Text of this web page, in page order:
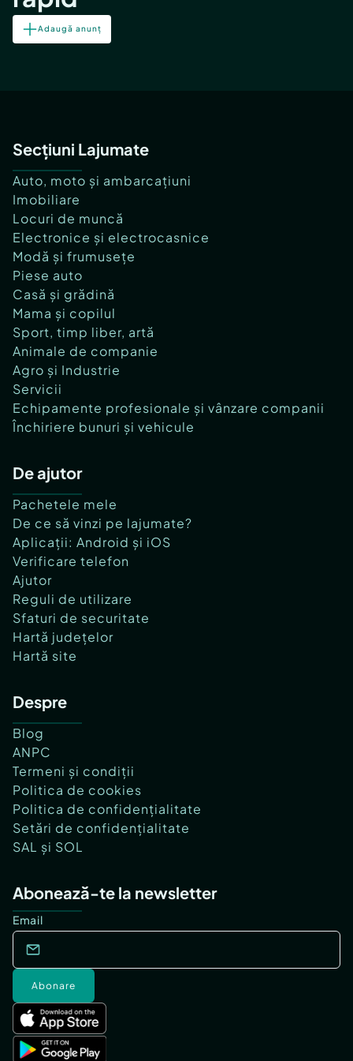
Adaugă anunț
Secțiuni Lajumate
Auto, moto și ambarcațiuni
Imobiliare
Locuri de muncă
Electronice și electrocasnice
Modă și frumusețe
Piese auto
Casă și grădină
Mama și copilul
Sport, timp liber, artă
Animale de companie
Agro și Industrie
Servicii
Echipamente profesionale și vânzare companii
Închiriere bunuri și vehicule
De ajutor
Pachetele mele
De ce să vinzi pe lajumate?
Aplicații: Android și iOS
Verificare telefon
Ajutor
Reguli de utilizare
Sfaturi de securitate
Hartă județelor
Hartă site
Despre
Blog
ANPC
Termeni și condiții
Politica de cookies
Politica de confidențialitate
Setări de confidențialitate
SAL și SOL
Abonează-te la newsletter
Email
Abonare